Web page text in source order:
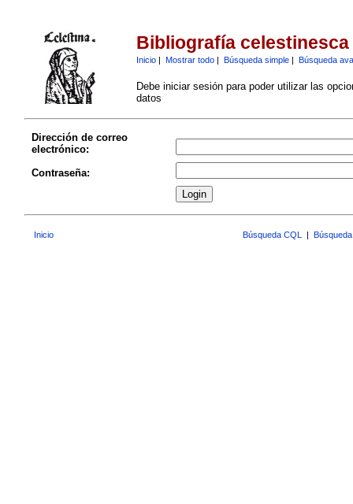
Bibliografía celestinesca
Inicio| Mostrar todo| Búsqueda simple| Búsqueda
Debe iniciar sesión para poder utilizar las
datos
Dirección de correo
electrónico:
Contraseña:
Inicio Búsqueda CQL |